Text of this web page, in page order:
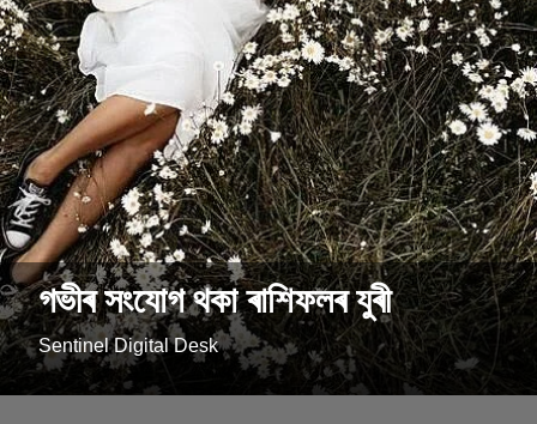
গভীৰ সংযোগ থকা ৰাশিফলৰ যুৰী
Sentinel Digital Desk